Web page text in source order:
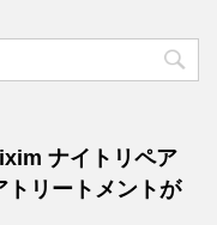
ナイトリペア
トリートメントが